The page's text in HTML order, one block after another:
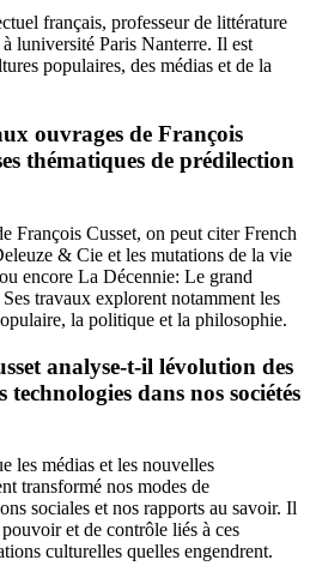
français, professeur de littérature
luniversité Paris Nanterre. Il est
populaires, des médias et de la
ouvrages de François
thématiques de prédilection
François Cusset, on peut citer French
& Cie et les mutations de la vie
encore La Décennie: Le grand
travaux explorent notamment les
la politique et la philosophie.
analyse-t-il lévolution des
technologies dans nos sociétés
les médias et les nouvelles
transformé nos modes de
sociales et nos rapports au savoir. Il
et de contrôle liés à ces
culturelles quelles engendrent.